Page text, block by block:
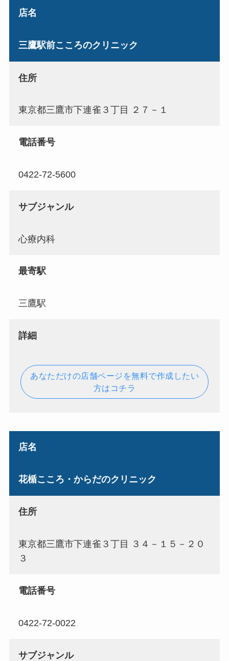
店名
三鷹駅前こころのクリニック
住所
東京都三鷹市下連雀３丁目 ２７－１
電話番号
0422-72-5600
サブジャンル
心療内科
最寄駅
三鷹駅
詳細
あなただけの店舗ページを無料で作成したい
方はコチラ
店名
花楯こころ・からだのクリニック
住所
東京都三鷹市下連雀３丁目 ３４－１５－２０
３
電話番号
0422-72-0022
サブジャンル